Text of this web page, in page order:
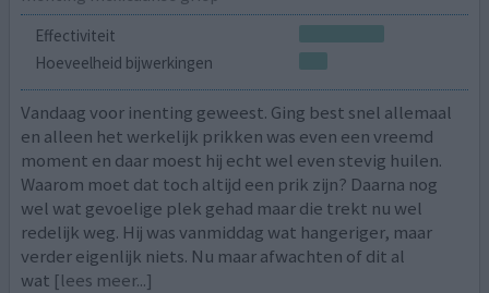
Effectiviteit
Hoeveelheid bijwerkingen
Vandaag voor inenting geweest. Ging best snel allemaal
en alleen het werkelijk prikken was even een vreemd
moment en daar moest hij echt wel even stevig huilen.
Waarom moet dat toch altijd een prik zijn? Daarna nog
wel wat gevoelige plek gehad maar die trekt nu wel
redelijk weg. Hij was vanmiddag wat hangeriger, maar
verder eigenlijk niets. Nu maar afwachten of dit al
wat [lees meer...]